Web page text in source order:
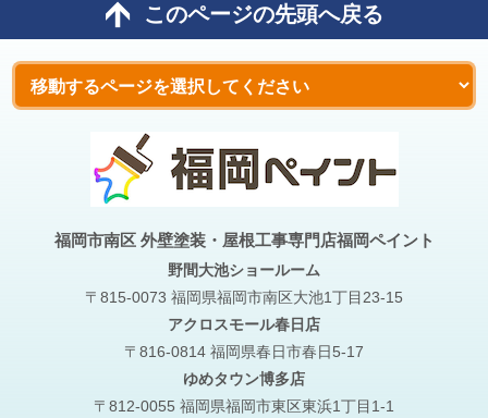
このページの先頭へ戻る
福岡市南区 外壁塗装・屋根工事専門店福岡ペイント
野間大池ショールーム
〒815-0073 福岡県福岡市南区大池1丁目23-15
アクロスモール春日店
〒816-0814 福岡県春日市春日5-17
ゆめタウン博多店
〒812-0055 福岡県福岡市東区東浜1丁目1-1